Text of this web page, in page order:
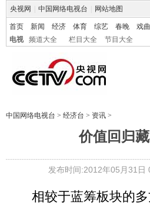
央视网 中国网络电视台 网站地图
首页 新闻 经济 体育 综艺 春晚 戏曲
电视
频道大全 栏目大全 节目大全
中国网络电视台 > 经济台 > 资讯 >
价值回归
发布时间:2012年05月31日
相较于蓝筹板块的多